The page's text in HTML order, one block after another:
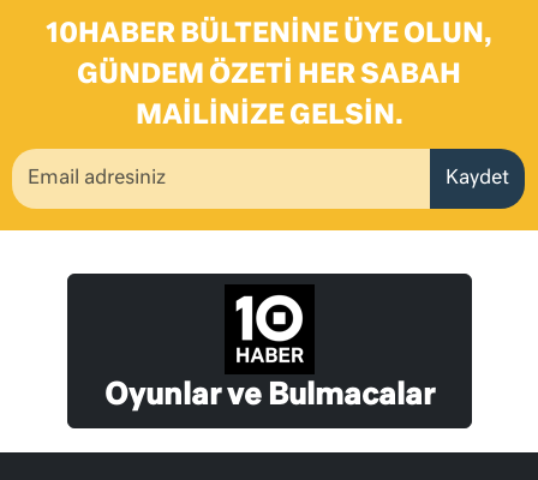
10HABER BÜLTENINE ÜYE OLUN,
GÜNDEM ÖZETI HER SABAH
MAILINIZE GELSIN.
Kaydet
Oyunlar ve Bulmacalar